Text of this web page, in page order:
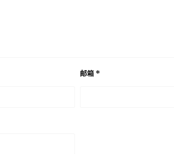
邮箱 *